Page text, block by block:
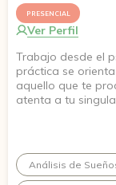
PRESENCIAL
Ver Perfil
Trabajo desde el
práctica se
aquello que te
atenta a tu
Análisis de